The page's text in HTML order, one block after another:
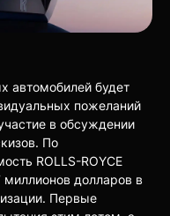
автомобилей будет
пожеланий
в обсуждении
По
ROLLS-ROYCE
миллионов долларов в
Первые